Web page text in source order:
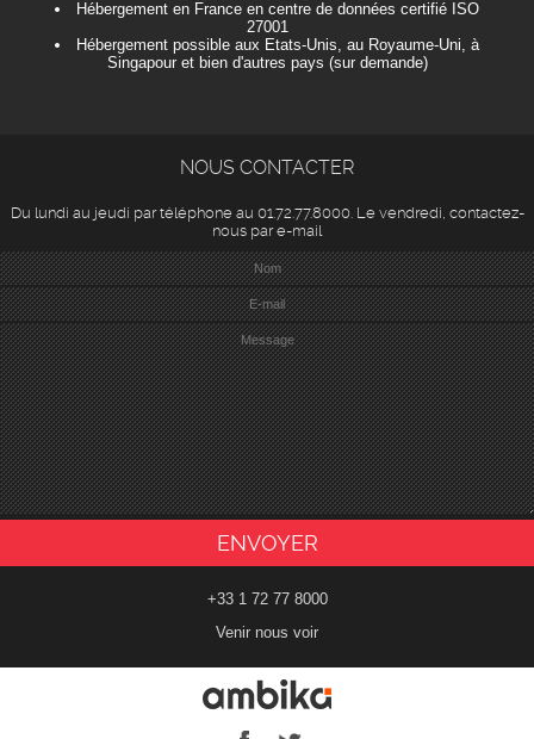
Hébergement en France en centre de données certifié ISO
27001
Hébergement possible aux Etats-Unis, au Royaume-Uni, à
Singapour et bien d'autres pays (sur demande)
NOUS CONTACTER
Du lundi au jeudi par téléphone au 01.72.77.8000. Le vendredi, contactez-
nous par e-mail
+33 1 72 77 8000
Venir nous voir